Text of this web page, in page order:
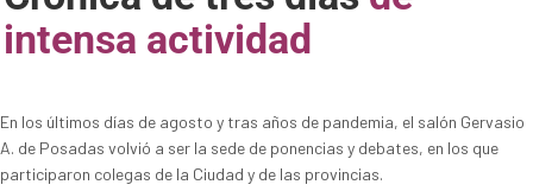
intensa actividad
En los últimos días de agosto y tras años de pandemia, el salón Gervasio
A. de Posadas volvió a ser la sede de ponencias y debates, en los que
participaron colegas de la Ciudad y de las provincias.